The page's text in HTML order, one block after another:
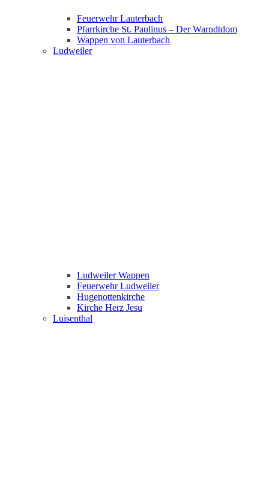
Feuerwehr Lauterbach
Pfarrkirche St. Paulinus – Der Warndtdom
Wappen von Lauterbach
Ludweiler
Ludweiler Wappen
Feuerwehr Ludweiler
Hugenottenkirche
Kirche Herz Jesu
Luisenthal